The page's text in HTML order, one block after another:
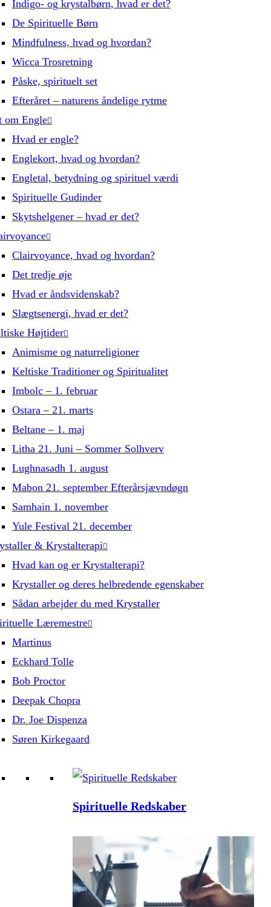
Indigo- og krystalbørn, hvad er det?
De Spirituelle Børn
Mindfulness, hvad og hvordan?
Wicca Trosretning
Påske, spirituelt set
Efteråret – naturens åndelige rytme
om Engle
Hvad er engle?
Englekort, hvad og hvordan?
Engletal, betydning og spirituel værdi
Spirituelle Gudinder
Skytshelgener – hvad er det?
Clairvoyance, hvad og hvordan?
Det tredje øje
Hvad er åndsvidenskab?
Slægtsenergi, hvad er det?
Højtider
Animisme og naturreligioner
Keltiske Traditioner og Spiritualitet
Imbolc – 1. februar
Ostara – 21. marts
Beltane – 1. maj
Litha 21. Juni – Sommer Solhverv
Lughnasadh 1. august
Mabon 21. september Efterårsjævndøgn
Samhain 1. november
Yule Festival 21. december
& Krystalterapi
Hvad kan og er Krystalterapi?
Krystaller og deres helbredende egenskaber
Sådan arbejder du med Krystaller
Læremestre
Martinus
Eckhard Tolle
Bob Proctor
Deepak Chopra
Dr. Joe Dispenza
Søren Kirkegaard
Spirituelle Redskaber